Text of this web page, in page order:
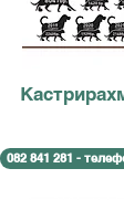
082 841 281 -